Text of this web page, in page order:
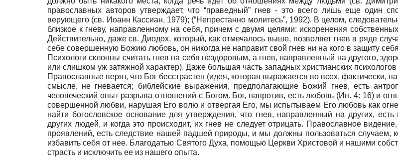
православных авторов утверждает, что “праведный” гнев - это всего лишь еще один
верующего (св. Иоанн Кассиан, 1979); (“Непрестанно молитесь”, 1992). В целом,
близкое к гневу, направленному на себя, причем с двумя целями: искоренения
Действительно, даже св. Диодох, который, как отмечалось выше, позволяет гнев в ряде
себе совершенную Божию любовь, он никогда не направит свой гнев ни на кого в защиту
Психологи склонны считать гнев на себя нездоровым, а гнев, направленный на другого,
или слишком уж затяжной характер). Даже большая часть западных христианских
Православные верят, что Бог бесстрастен (идея, которая выражается во всех, фактически,
смысле, не гневается; библейские выражения, предполагающие Божий гнев, есть
человеческий опыт разрыва отношений с Богом. Бог, напротив, есть любовь (Ин. 4: 16) и
совершенной любви, нарушая Его волю и отвергая Его, мы испытываем Его любовь как
найти богословское основание для утверждения, что гнев, направленный на других,
других людей, и когда это происходит, их гнев не следует отрицать. Православное
проявлений, есть следствие нашей падшей природы, и мы должны пользоваться случаем,
избавить себя от нее. Благодатью Святого Духа, помощью Церкви Христовой и нашими
страсть и исключить ее из нашего опыта.